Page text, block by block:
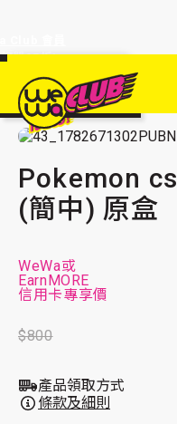
單95折!
輸入優惠
即
達95折!
We買 We玩 We賺
探索
WeWa
卡
主頁 We 買 收藏卡
Pokemon csv9.5C 太晶
Pokemon
(簡中) 原盒
WeWa或
EarnMORE
信用卡專享價
$800
產品領取方式
條款及細則